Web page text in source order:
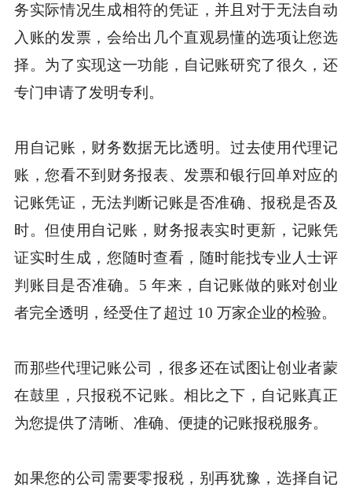
务实际情况生成相符的凭证，并且对于无法自动
入账的发票，会给出几个直观易懂的选项让您选
择。为了实现这一功能，自记账研究了很久，还
专门申请了发明专利。
用自记账，财务数据无比透明。过去使用代理记
账，您看不到财务报表、发票和银行回单对应的
记账凭证，无法判断记账是否准确、报税是否及
时。但使用自记账，财务报表实时更新，记账凭
证实时生成，您随时查看，随时能找专业人士评
判账目是否准确。5 年来，自记账做的账对创业
者完全透明，经受住了超过 10 万家企业的检验。
而那些代理记账公司，很多还在试图让创业者蒙
在鼓里，只报税不记账。相比之下，自记账真正
为您提供了清晰、准确、便捷的记账报税服务。
如果您的公司需要零报税，别再犹豫，选择自记